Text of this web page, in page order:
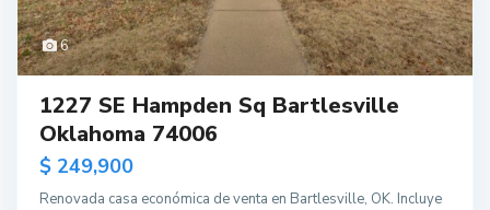
6
1227 SE Hampden Sq Bartlesville
Oklahoma 74006
$ 249,900
Renovada casa económica de venta en Bartlesville, OK. Incluye